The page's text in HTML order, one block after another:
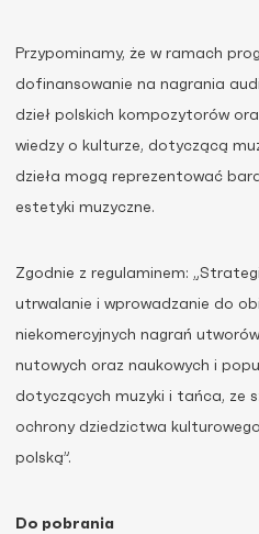
Przypominamy, że w ramach
dofinansowanie na nagrania
dzieł polskich kompozytorów
wiedzy o kulturze, dotyczącą
dzieła mogą reprezentować
estetyki muzyczne.
Zgodnie z regulaminem:
utrwalanie i wprowadzanie do
niekomercyjnych nagrań
nutowych oraz naukowych i
dotyczących muzyki i tańca, ze
ochrony dziedzictwa
polską”.
Do pobrania